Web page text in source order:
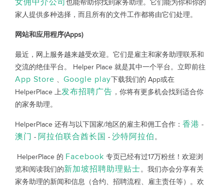
女佣中介公司 也能帮助你找到家务助理。它们能为你和你的
家人提供多种选择，而且所有的文件工作都将由它们处理。
网站和应用程序(Apps)
最近，网上服务越来越受欢迎。它们是雇主和家务助理联系和
交流的绝佳平台。 Helper Place 就是其中一个平台。立即前往
App Store 、 Google play下载我们的 App或在
HelperPlace 上发布招聘广告 ，你将有更多机会找到适合你
的家务助理。
HelperPlace 还有与以下国家/地区的雇主和佣工合作： 香港 -
澳门 - 阿拉伯联合酋长国 - 沙特阿拉伯。
HelperPlace 的 Facebook 专页已经有过17万粉丝！欢迎浏
览和阅读我们的新加坡招聘助理贴士。我们亦会分享有关
家务助理的新闻和信息（合约、招聘流程、雇主责任等）。欢